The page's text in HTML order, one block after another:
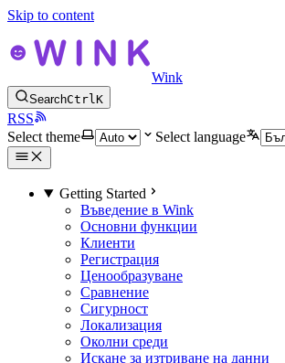
Skip to content
Wink
SearchCtrlK
RSS
Select theme
Select language
Getting Started
Въведение в Wink
Основни функции
Клиенти
Регистрация
Ценообразуване
Сравнение
Сигурност
Локализация
Околни среди
Искане за изтриване на данни